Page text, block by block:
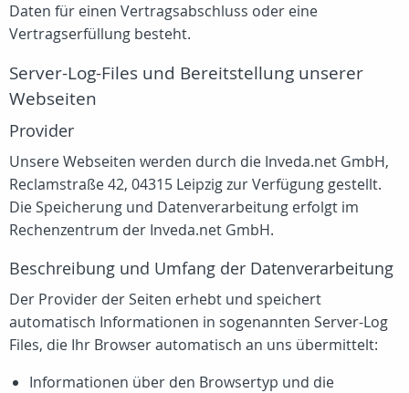
Daten für einen Vertragsabschluss oder eine
Vertragserfüllung besteht.
Server-Log-Files und Bereitstellung unserer
Webseiten
Provider
Unsere Webseiten werden durch die Inveda.net GmbH,
Reclamstraße 42, 04315 Leipzig zur Verfügung gestellt.
Die Speicherung und Datenverarbeitung erfolgt im
Rechenzentrum der Inveda.net GmbH.
Beschreibung und Umfang der Datenverarbeitung
Der Provider der Seiten erhebt und speichert
automatisch Informationen in sogenannten Server-Log
Files, die Ihr Browser automatisch an uns übermittelt:
Informationen über den Browsertyp und die